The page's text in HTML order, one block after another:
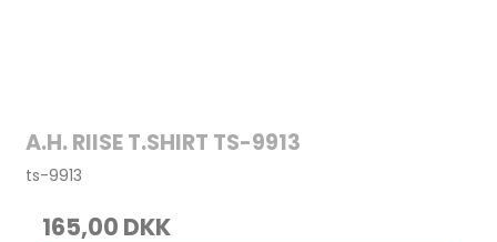
A.H. RIISE T.SHIRT TS-9913
ts-9913
165,00 DKK